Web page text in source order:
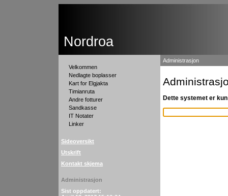
Nordroa
Velkommen
Nedlagte boplasser
Kart for Elgjakta
Timianruta
Andre fotturer
Sandkasse
IT Notater
Linker
Sideoversikt
Utskrift
Kontakt skjema
Administrasjon
Sist oppdatert:
Administrasjon
Dette systemet er